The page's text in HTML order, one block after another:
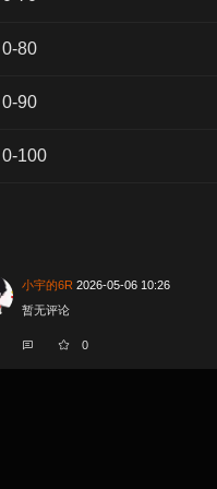
0-80
0-90
0-100
小宇的6R 2026-05-06 10:26
暂无评论
0